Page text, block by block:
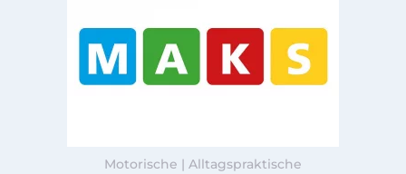
Motorische | Alltagspraktische